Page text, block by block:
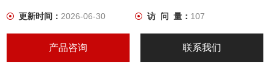
更新时间：2026-06-30 访 问 量： 107
产品咨询 联系我们